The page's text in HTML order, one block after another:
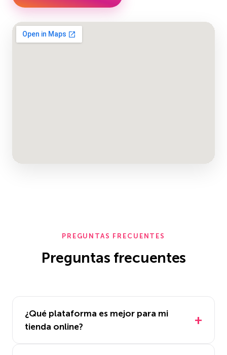
PREGUNTAS FRECUENTES
Preguntas frecuentes
¿Qué plataforma es mejor para mi
tienda online?